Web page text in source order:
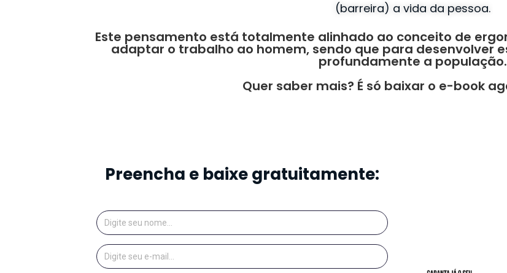
(barreira) a vida da pessoa.
Este pensamento está totalmente alinhado ao conceito de
adaptar o trabalho ao homem, sendo que para desenvolver
profundamente a população.
Quer saber mais? É só baixar o e-book
Preencha e baixe gratuitamente: